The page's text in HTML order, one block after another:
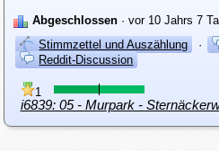
Abgeschlossen · vor 10 Jahrs 7
Stimmzettel und Auszählung
·
Reddit-Discussion
1
i6839: 05 - Murpark -